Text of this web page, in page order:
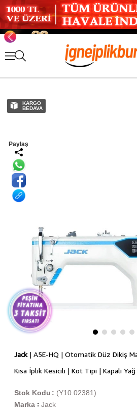
KARGO
BEDAVA
Paylaş
Jack| A5E-HQ | Otomatik Düz Dikiş
Kısa İplik Kesicili | Kot Tipi | Kapalı
(Y10.02381)
Stok Kodu
Marka : Jack